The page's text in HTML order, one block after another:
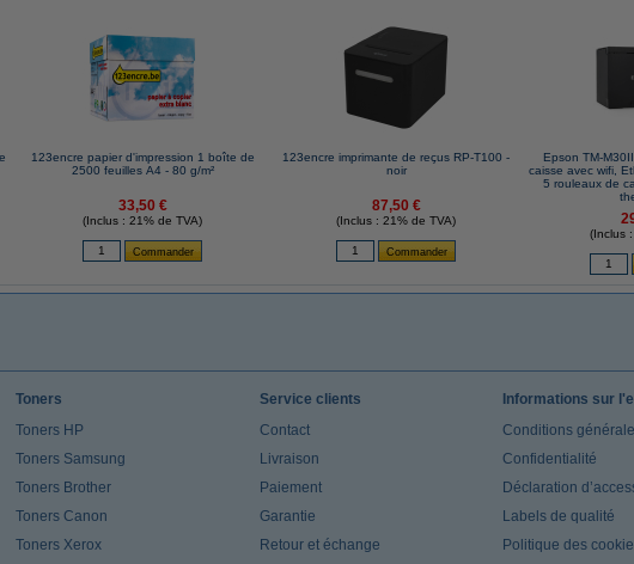
123encre papier d'impression 1 boîte de
2500 feuilles A4 - 80 g/m²
33,50 €
(Inclus : 21% de TVA)
123encre imprimante de reçus RP-T100 -
noir
87,50 €
(Inclus : 21% de TVA)
Epson TM-
caisse avec wifi,
5 rouleaux de
(Inclus
Toners
Toners HP
Toners Samsung
Toners Brother
Toners Canon
Toners Xerox
Service clients
Contact
Livraison
Paiement
Garantie
Retour et échange
Informations sur
Conditions
Confidentialité
Déclaration
Labels de qualité
Politique des